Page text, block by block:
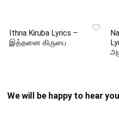
Ithna Kiruba Lyrics –
இத்தனை கிருபை
We will be happy to hear